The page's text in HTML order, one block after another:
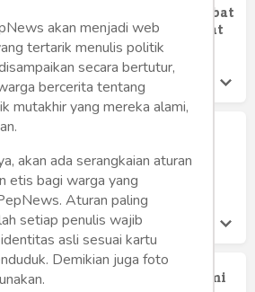
di Bandar Lampung Terlibat
Mobil Mewah Yang Sempat
Sep, 2024
Lampung Prayoga
Dugaan Penggelapan
Polisi Diminta Usut Tuntas
Aug, 2024
Pesawaran Mengaku Terzolimi
akan menjadi web
tertarik menulis politik
secara bertutur,
bercerita tentang
mutakhir yang mereka alami,
akan ada serangkaian aturan
etis bagi warga yang
Aturan paling
setiap penulis wajib
asli sesuai kartu
Demikian juga foto